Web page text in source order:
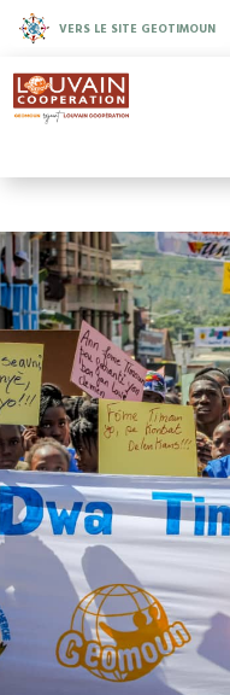
VERS LE SITE GEOTIMOUN